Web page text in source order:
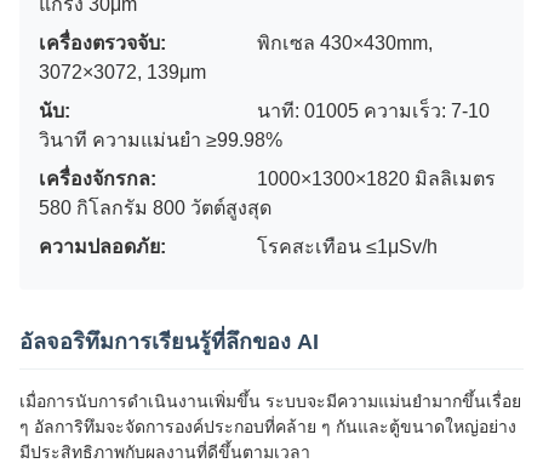
เครื่องตรวจจับ:
พิกเซล 430×430mm,
3072×3072, 139μm
นับ:
นาที: 01005 ความเร็ว: 7-10
วินาที ความแม่นยํา ≥99.98%
เครื่องจักรกล:
1000×1300×1820 มิลลิเมตร
580 กิโลกรัม 800 วัตต์สูงสุด
ความปลอดภัย:
โรคสะเทือน ≤1μSv/h
อัลจอริทึมการเรียนรู้ที่ลึกของ AI
เมื่อการนับการดําเนินงานเพิ่มขึ้น ระบบจะมีความแม่นยํามากขึ้นเรื่อย
ๆ อัลการิทึมจะจัดการองค์ประกอบที่คล้าย ๆ กันและตู้ขนาดใหญ่อย่าง
มีประสิทธิภาพกับผลงานที่ดีขึ้นตามเวลา